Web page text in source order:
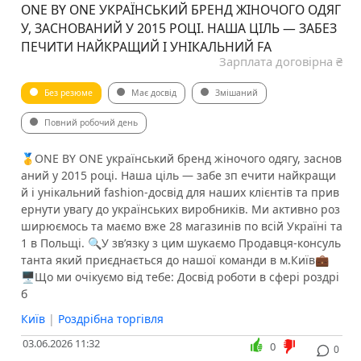
ONE BY ONE УКРАЇНСЬКИЙ БРЕНД ЖІНОЧОГО ОДЯГ
У, ЗАСНОВАНИЙ У 2015 РОЦІ. НАША ЦІЛЬ — ЗАБЕЗ
ПЕЧИТИ НАЙКРАЩИЙ І УНІКАЛЬНИЙ FA
Зарплата договірна ₴
Без резюме Має досвід Змішаний
Повний робочий день
🥇ONE BY ONE український бренд жіночого одягу, заснов
аний у 2015 році. Наша ціль — забе зп ечити найкращи
й і унікальний fashion-досвід для наших клієнтів та прив
ернути увагу до українських виробників. Ми активно роз
ширюємось та маємо вже 28 магазинів по всій Україні та
1 в Польщі. 🔍У зв’язку з цим шукаємо Продавця-консуль
танта який приєднається до нашої команди в м.Київ💼
🖥Що ми очікуємо від тебе: Досвід роботи в сфері роздрі
б
Київ | Роздрібна торгівля
03.06.2026 11:32 0
0